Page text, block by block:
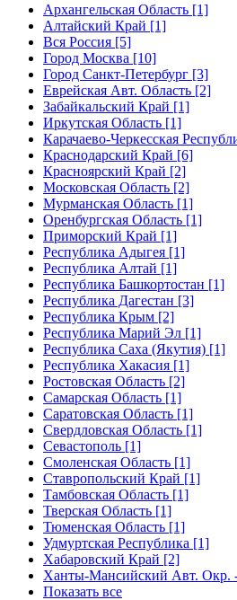
Архангельская Область [1]
Алтайский Край [1]
Вся Россия [5]
Город Москва [10]
Город Санкт-Петербург [3]
Еврейская Авт. Область [2]
Забайкальский Край [1]
Иркутская Область [1]
Карачаево-Черкесская
Краснодарский Край [6]
Красноярский Край [2]
Московская Область [2]
Мурманская Область [1]
Оренбургская Область [1]
Приморский Край [1]
Республика Адыгея [1]
Республика Алтай [1]
Республика Башкортостан [1]
Республика Дагестан [3]
Республика Крым [2]
Республика Марий Эл [1]
Республика Саха (Якутия) [1]
Республика Хакасия [1]
Ростовская Область [2]
Самарская Область [1]
Саратовская Область [1]
Свердловская Область [1]
Севастополь [1]
Смоленская Область [1]
Ставропольский Край [1]
Тамбовская Область [1]
Тверская Область [1]
Тюменская Область [1]
Удмуртская Республика [1]
Хабаровский Край [2]
Ханты-Мансийский Авт. Окр.
Показать все